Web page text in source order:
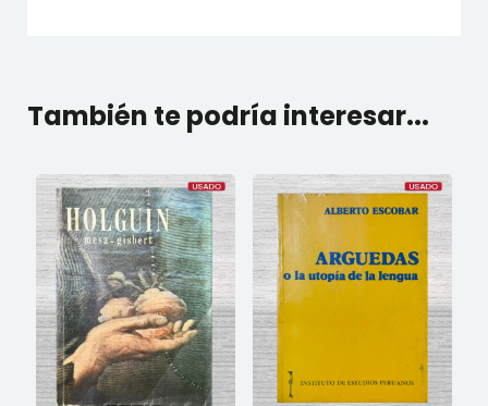
También te podría interesar...